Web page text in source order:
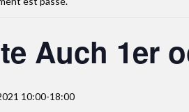
Auch 1er
10:00-18:00